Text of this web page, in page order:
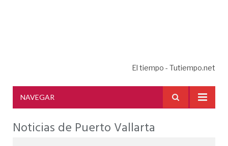
El tiempo - Tutiempo.net
NAVEGAR
Noticias de Puerto Vallarta